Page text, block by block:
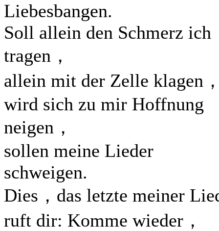
Liebesbangen.
Soll allein den Schmerz ich
tragen，
allein mit der Zelle klagen
wird sich zu mir Hoffnung
neigen，
sollen meine Lieder
schweigen.
Dies，das letzte meiner
ruft dir: Komme wieder，